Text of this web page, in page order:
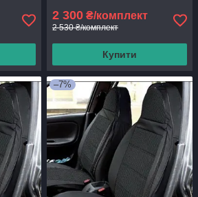
2 300 ₴/комплект
2 530 ₴/комплект
Купити
–7%